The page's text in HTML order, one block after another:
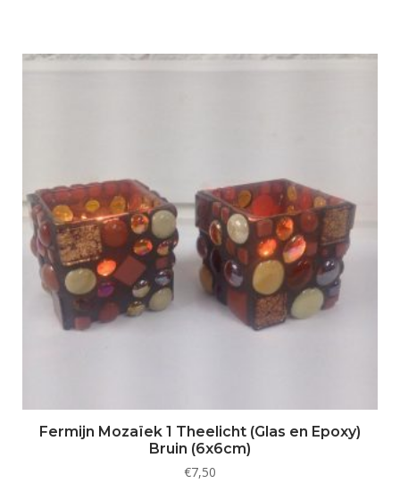
Fermijn Mozaïek 1 Theelicht (Glas en Epoxy)
Bruin (6x6cm)
€7,50